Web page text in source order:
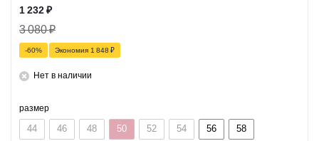
1 232₽
3 080₽
-60% Экономия 1 848 ₽
Нет в наличии
размер
44 46 48 50 52 54 56 58